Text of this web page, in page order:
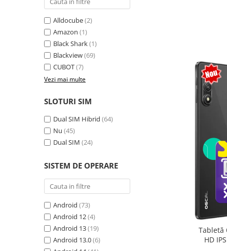
Camere auto DVR
Oglinzi auto smart cu camera
Camere Supraveghere
Mini Video Camera
Accesorii Camere Supraveghere
Casti Wireless
Casti cu Fir
Casti Profesionale
Ceasuri si Inele smart, bratari
Smartwatch
Ceasuri Smart pentru copii
Bratari Fitness
Accesorii Smartwatch
Trotinete electrice si accesorii
Alldocube(2)
Amazon (1)
Black Shark(1)
Blackview(69)
CUBOT(7)
Vezi mai multe
SLOTURI SIM
Dual SIM Hibrid (64)
Nu (45)
Dual SIM (24)
SISTEM DE OPERARE
Android (73)
Android 12(4)
Android 13(19)
Android 13.0(6)
Tabletă
HD